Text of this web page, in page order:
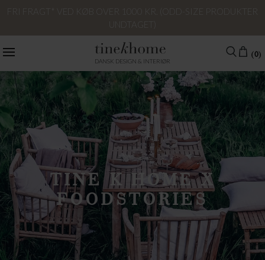
DANSK DESIGN & INTERIØR
(0)
TINE K HOME X
FOODSTORIES